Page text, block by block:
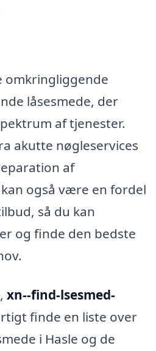
omkringliggende
låsesmede, der
af tjenester.
akutte nøgleservices
af
også være en fordel
så du kan
og finde den bedste
xn--find-lsesmed-
finde en liste over
i Hasle og de